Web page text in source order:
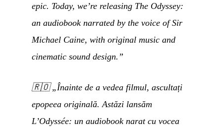
epic. Today, we’re releasing The Odyssey:
an audiobook narrated by the voice of Sir
Michael Caine, with original music and
cinematic sound design.”
🇷🇴„Înainte de a vedea filmul, ascultați
epopeea originală. Astăzi lansăm
L’Odyssée: un audiobook narat cu vocea